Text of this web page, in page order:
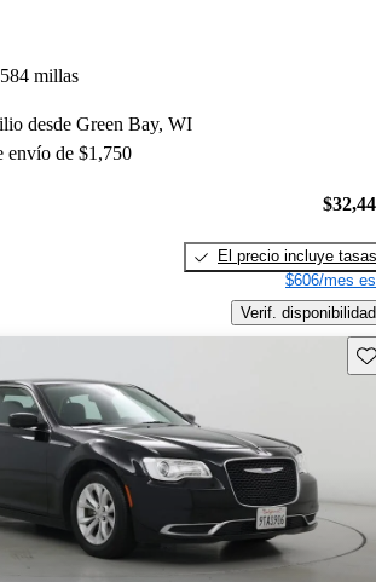
millas
desde Green Bay, WI
envío de $1,750
El precio incluye tasas
$606/mes
Verif. disponibilidad